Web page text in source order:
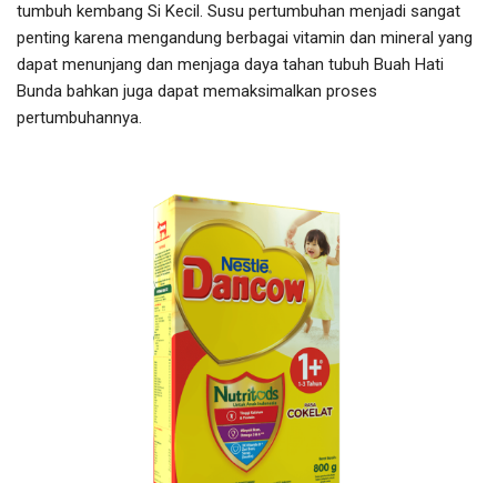
tumbuh kembang Si Kecil. Susu pertumbuhan menjadi sangat
penting karena mengandung berbagai vitamin dan mineral yang
dapat menunjang dan menjaga daya tahan tubuh Buah Hati
Bunda bahkan juga dapat memaksimalkan proses
pertumbuhannya.